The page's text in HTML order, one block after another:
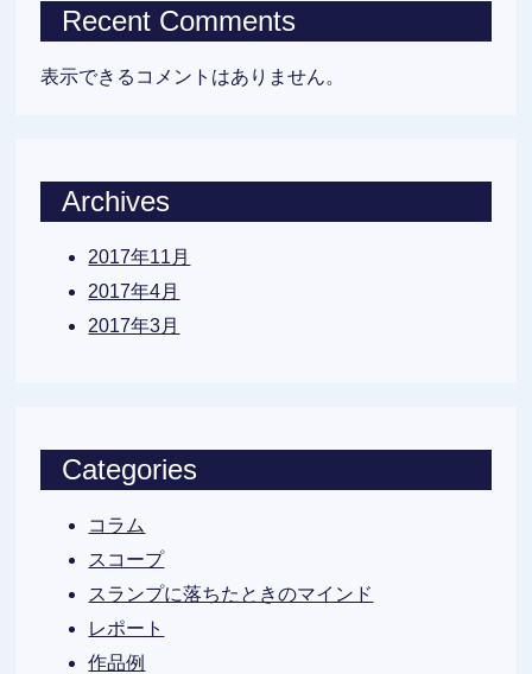
Recent Comments
表示できるコメントはありません。
Archives
2017年11月
2017年4月
2017年3月
Categories
コラム
スコープ
スランプに落ちたときのマインド
レポート
作品例